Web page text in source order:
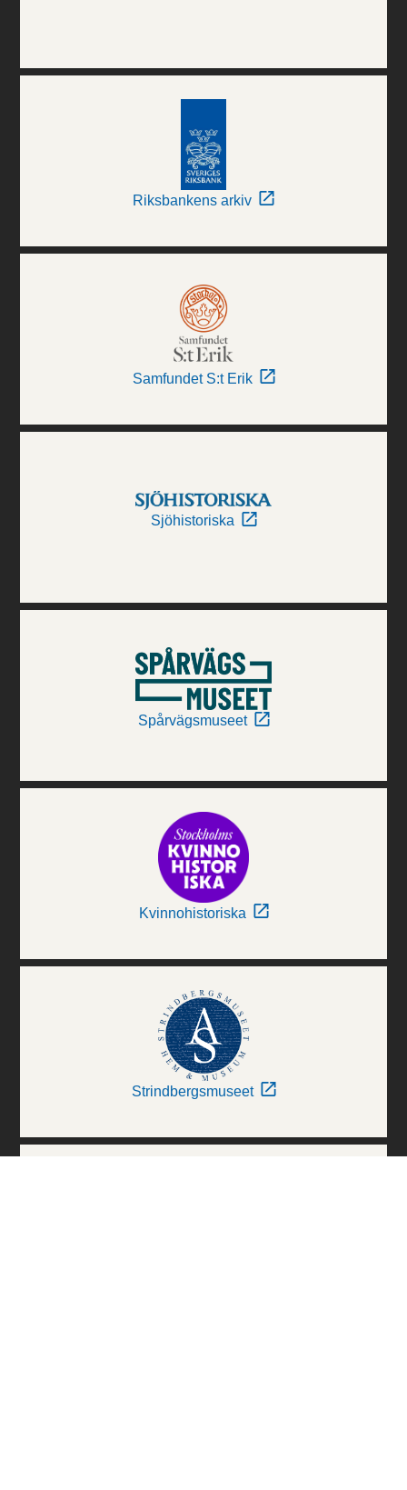
Riksbankens arkiv
Samfundet S:t Erik
Sjöhistoriska
Spårvägsmuseet
Kvinnohistoriska
Strindbergsmuseet